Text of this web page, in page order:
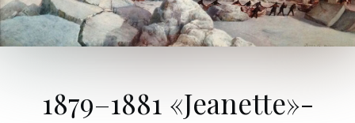
1879–1881 «Jeanette»-